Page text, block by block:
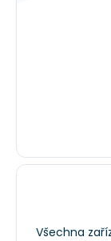
Všechna